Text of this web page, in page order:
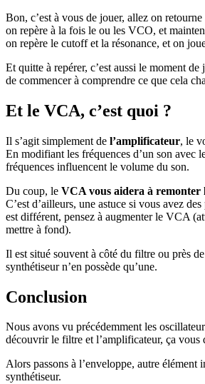
Bon, c’est à vous de jouer, allez on
on repère à la fois le ou les VCO, et
on repère le cutoff et la résonance, et on
Et quitte à repérer, c’est aussi le moment de
de commencer à comprendre ce que cela
Et le VCA, c’est quoi ?
Il s’agit simplement de l’amplificateur, le
En modifiant les fréquences d’un son avec
fréquences influencent le volume du son.
Du coup, le VCA vous aidera à remonter
C’est d’ailleurs, une astuce si vous avez
est différent, pensez à augmenter le VCA
mettre à fond).
Il est situé souvent à côté du filtre ou près
synthétiseur n’en possède qu’une.
Conclusion
Nous avons vu précédemment les
découvrir le filtre et l’amplificateur, ça vous
Alors passons à l’enveloppe, autre élément
synthétiseur.